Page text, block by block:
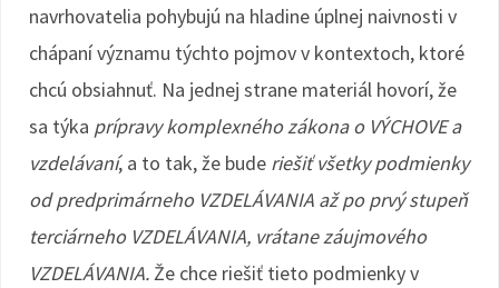
navrhovatelia pohybujú na hladine úplnej naivnosti v
chápaní významu týchto pojmov v kontextoch, ktoré
chcú obsiahnuť. Na jednej strane materiál hovorí, že
sa týka prípravy komplexného zákona o VÝCHOVE a
vzdelávaní, a to tak, že bude riešiť všetky podmienky
od predprimárneho VZDELÁVANIA až po prvý stupeň
terciárneho VZDELÁVANIA, vrátane záujmového
VZDELÁVANIA.Že chce riešiť tieto podmienky v